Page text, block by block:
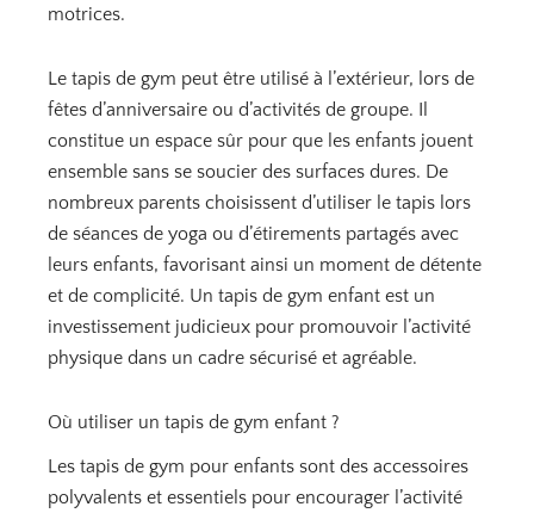
motrices.
Le tapis de gym peut être utilisé à l’extérieur, lors de
fêtes d’anniversaire ou d’activités de groupe. Il
constitue un espace sûr pour que les enfants jouent
ensemble sans se soucier des surfaces dures. De
nombreux parents choisissent d’utiliser le tapis lors
de séances de yoga ou d’étirements partagés avec
leurs enfants, favorisant ainsi un moment de détente
et de complicité. Un tapis de gym enfant est un
investissement judicieux pour promouvoir l’activité
physique dans un cadre sécurisé et agréable.
Où utiliser un tapis de gym enfant ?
Les tapis de gym pour enfants sont des accessoires
polyvalents et essentiels pour encourager l’activité